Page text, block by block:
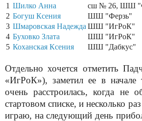
1 Шилко Анна сш № 26, ШШ
2 Богуш Ксения ШШ "Ферзь"
3 Шмаровская Надежда ШШ "ИгРоК"
4 Буховко Злата ШШ "ИгРоК"
5 Коханская Ксения ШШ "Дабкус"
Отдельно хочется отметить
«ИгРоК»), заметил ее в начале
очень расстроилась, когда не
стартовом списке, и несколько
играю, на следующий день